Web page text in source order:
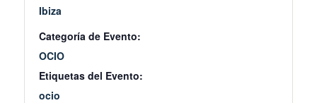
Ibiza
Categoría de Evento:
OCIO
Etiquetas del Evento:
ocio